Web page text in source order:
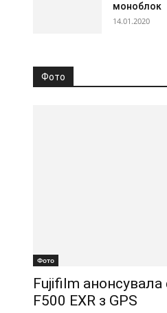
моноблок
14.01.2020
Фото
Фото
Fujifilm
F500 EXR з GPS